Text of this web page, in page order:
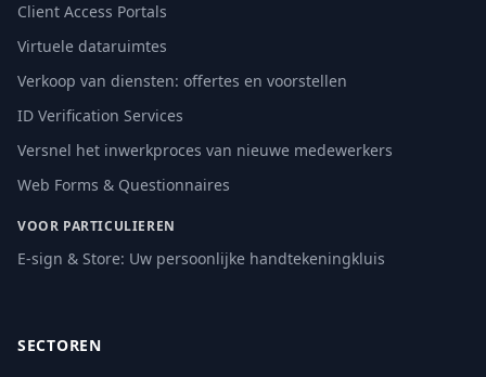
Client Access Portals
Virtuele dataruimtes
Verkoop van diensten: offertes en voorstellen
ID Verification Services
Versnel het inwerkproces van nieuwe medewerkers
Web Forms & Questionnaires
VOOR PARTICULIEREN
E-sign & Store: Uw persoonlijke handtekeningkluis
SECTOREN